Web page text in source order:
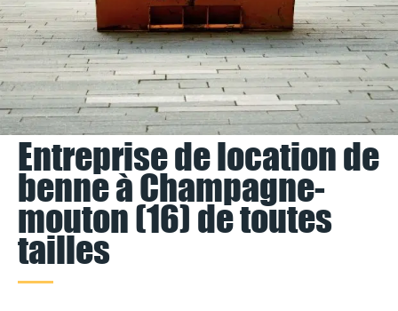
Entreprise de location de
benne à Champagne-
mouton (16) de toutes
tailles